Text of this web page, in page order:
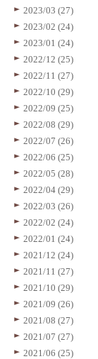
2023/03 (27)
2023/02 (24)
2023/01 (24)
2022/12 (25)
2022/11 (27)
2022/10 (29)
2022/09 (25)
2022/08 (29)
2022/07 (26)
2022/06 (25)
2022/05 (28)
2022/04 (29)
2022/03 (26)
2022/02 (24)
2022/01 (24)
2021/12 (24)
2021/11 (27)
2021/10 (29)
2021/09 (26)
2021/08 (27)
2021/07 (27)
2021/06 (25)